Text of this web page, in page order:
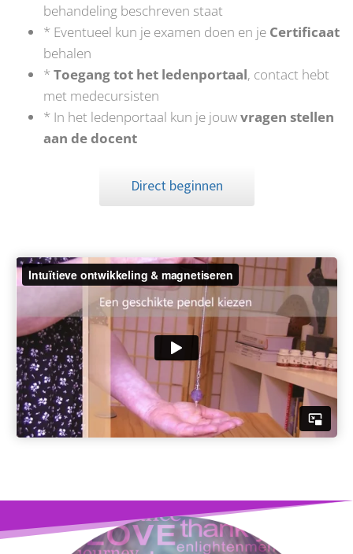
behandeling beschreven staat
* Eventueel kun je examen doen en je Certificaat
behalen
* Toegang tot het ledenportaal, contact hebt
met medecursisten
* In het ledenportaal kun je jouwvragen stellen
aan de docent
Direct beginnen